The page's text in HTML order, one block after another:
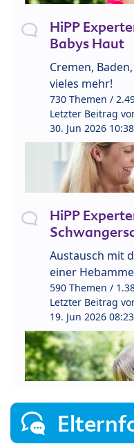
HiPP
Babys Haut
Cremen,
vieles mehr!
730 Themen /
Letzter Beitrag
30. Jun 2026 10:38
HiPP
Austausch mit
einer Hebamme
590 Themen /
Letzter Beitrag
19. Jun 2026 08:23